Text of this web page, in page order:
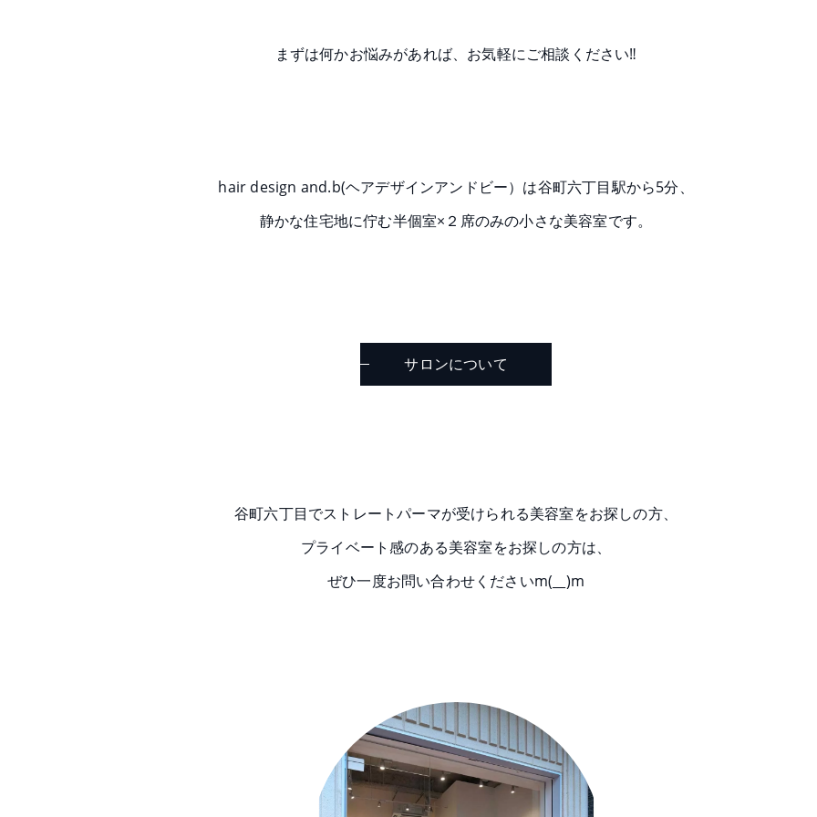
まずは何かお悩みがあれば、お気軽にご相談ください‼
hair design and.b(ヘアデザインアンドビー）は谷町六丁目駅から5分、
静かな住宅地に佇む半個室×２席のみの小さな美容室です。
サロンについて
谷町六丁目でストレートパーマが受けられる美容室をお探しの方、
プライベート感のある美容室をお探しの方は、
ぜひ一度お問い合わせくださいm(__)m